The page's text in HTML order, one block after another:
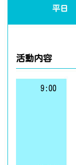
平日
活動内容
9:00